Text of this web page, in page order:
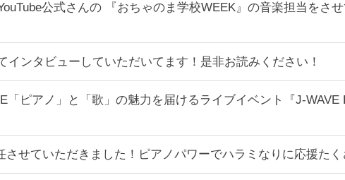
公式さんの 『おちゃのま学校WEEK』の音楽担当をさ
インタビューしていただいてます！是非お読みください！
「ピアノ」と「歌」の魅力を届けるライブイベント『J-WAVE
せていただきました！ピアノパワーでハラミなりに応援たく